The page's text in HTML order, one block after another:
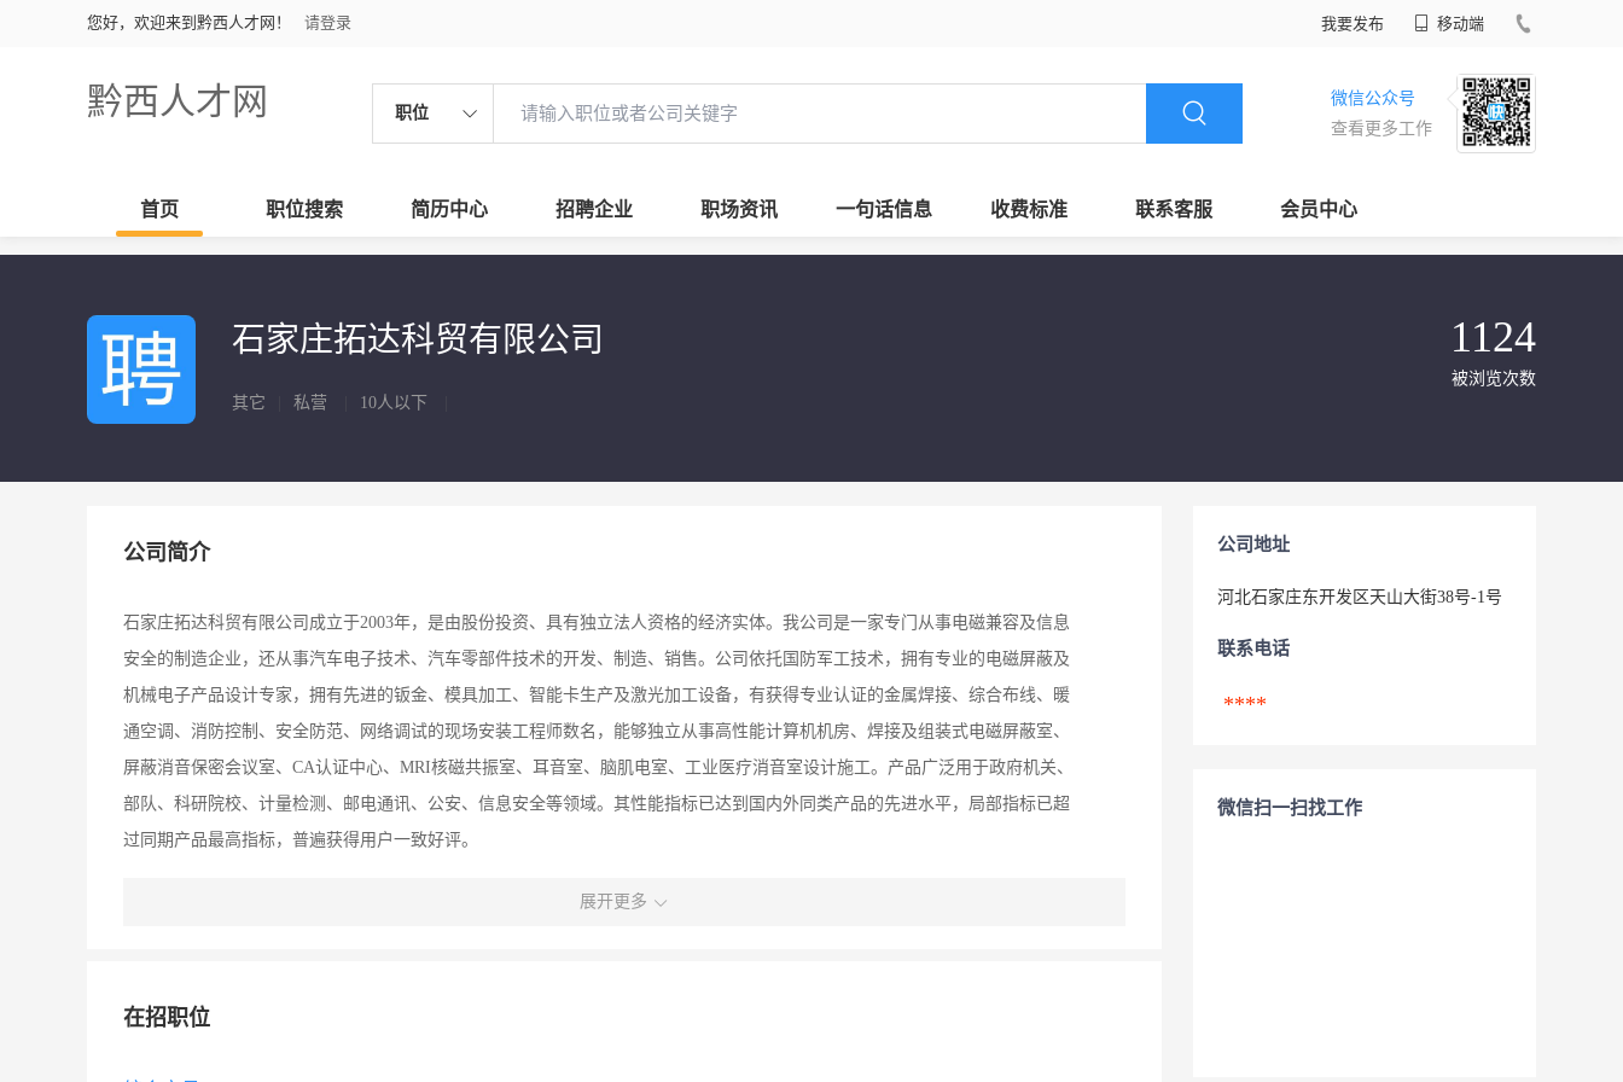
您好，欢迎来到黔西人才网！ 请登录 我要发布 移动端
黔西人才网 职位
微信公众号
查看更多工作
首页 职位搜索 简历中心 招聘企业 职场资讯 一句话信息 收费标准 联系客服 会员中心
石家庄拓达科贸有限公司
其它 私营 10人以下
1124
被浏览次数
公司简介
石家庄拓达科贸有限公司成立于2003年，是由股份投资、具有独立法人资格的经济实体。我公司是一家专门从事电磁兼容及信息
安全的制造企业，还从事汽车电子技术、汽车零部件技术的开发、制造、销售。公司依托国防军工技术，拥有专业的电磁屏蔽及
机械电子产品设计专家，拥有先进的钣金、模具加工、智能卡生产及激光加工设备，有获得专业认证的金属焊接、综合布线、暖
通空调、消防控制、安全防范、网络调试的现场安装工程师数名，能够独立从事高性能计算机机房、焊接及组装式电磁屏蔽室、
屏蔽消音保密会议室、CA认证中心、MRI核磁共振室、耳音室、脑肌电室、工业医疗消音室设计施工。产品广泛用于政府机关、
部队、科研院校、计量检测、邮电通讯、公安、信息安全等领域。其性能指标已达到国内外同类产品的先进水平，局部指标已超
过同期产品最高指标，普遍获得用户一致好评。
展开更多
在招职位
公司地址
河北石家庄东开发区天山大街38号-1号
联系电话
****
微信扫一扫找工作